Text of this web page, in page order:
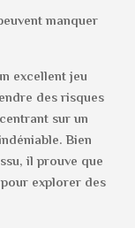
manquer
excellent jeu
des risques
sur un
Bien
il prouve que
explorer des